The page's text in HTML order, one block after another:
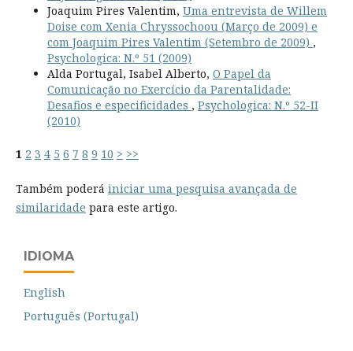
Joaquim Pires Valentim, Uma entrevista de Willem
Doise com Xenia Chryssochoou (Março de 2009) e
com Joaquim Pires Valentim (Setembro de 2009) ,
Psychologica: N.º 51 (2009)
Alda Portugal, Isabel Alberto, O Papel da
Comunicação no Exercício da Parentalidade:
Desafios e especificidades , Psychologica: N.º 52-II
(2010)
1 2 3 4 5 6 7 8 9 10 > >>
Também poderá iniciar uma pesquisa avançada de
similaridade para este artigo.
IDIOMA
English
Português (Portugal)